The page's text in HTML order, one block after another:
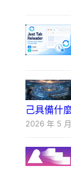
己具備什
2026 年 5